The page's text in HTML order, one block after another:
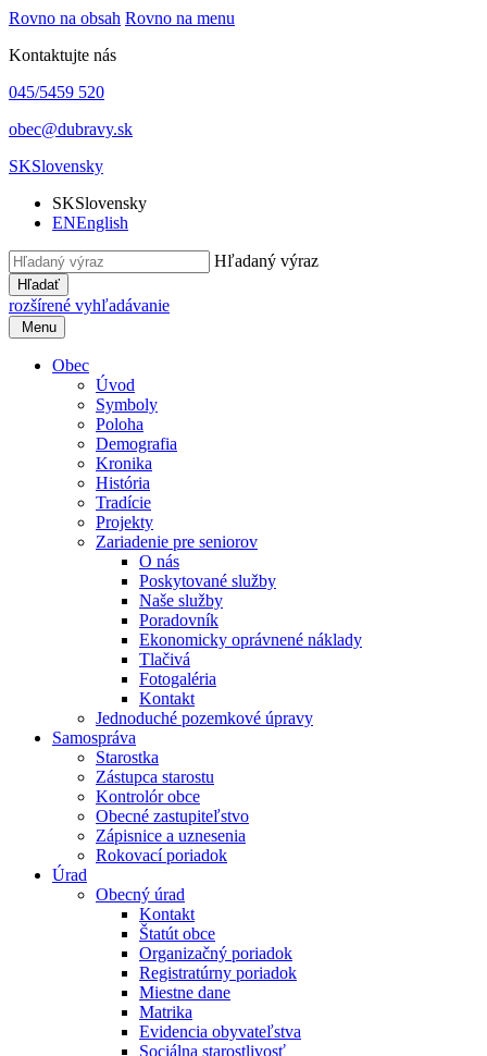
Rovno na obsah Rovno na menu
Kontaktujte nás
045/5459 520
obec@dubravy.sk
SKSlovensky
SKSlovensky
ENEnglish
Hľadaný výraz
Hľadať
rozšírené vyhľadávanie
Menu
Obec
Úvod
Symboly
Poloha
Demografia
Kronika
História
Tradície
Projekty
Zariadenie pre seniorov
O nás
Poskytované služby
Naše služby
Poradovník
Ekonomicky oprávnené náklady
Tlačivá
Fotogaléria
Kontakt
Jednoduché pozemkové úpravy
Samospráva
Starostka
Zástupca starostu
Kontrolór obce
Obecné zastupiteľstvo
Zápisnice a uznesenia
Rokovací poriadok
Úrad
Obecný úrad
Kontakt
Štatút obce
Organizačný poriadok
Registratúrny poriadok
Miestne dane
Matrika
Evidencia obyvateľstva
Sociálna starostlivosť